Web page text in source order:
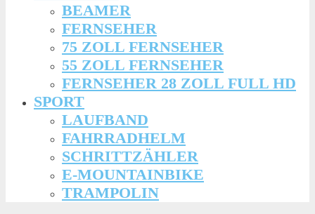
BEAMER
FERNSEHER
75 ZOLL FERNSEHER
55 ZOLL FERNSEHER
FERNSEHER 28 ZOLL FULL HD
SPORT
LAUFBAND
FAHRRADHELM
SCHRITTZÄHLER
E-MOUNTAINBIKE
TRAMPOLIN